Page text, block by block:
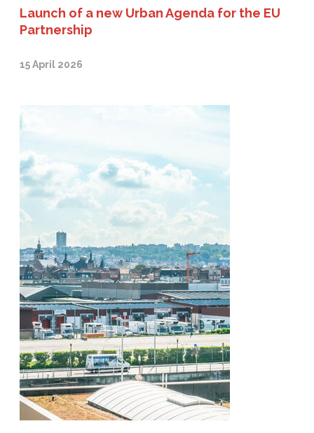
Launch of a new Urban Agenda for the EU
Partnership
15 April 2026